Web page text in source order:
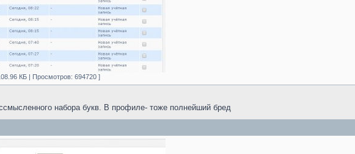
КБ | Просмотров: 694720 ]
набора букв. В профиле- тоже полнейший бред